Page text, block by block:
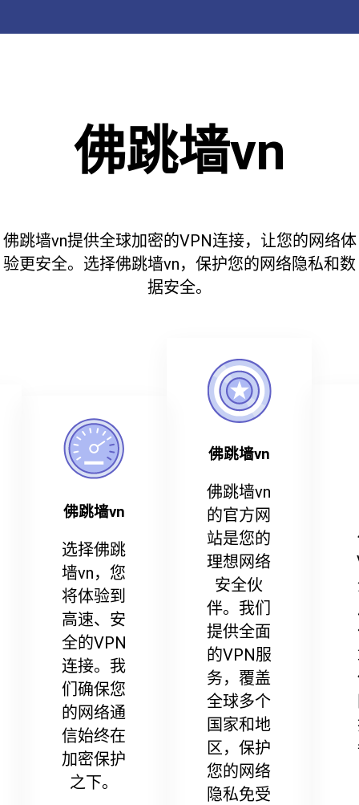
佛跳墙vn
佛跳墙vn提供全球加密的VPN连接，让您的网络体
验更安全。选择佛跳墙vn，保护您的网络隐私和数
据安全。
佛跳墙vn
选择佛跳
墙vn，您
将体验到
高速、安
全的VPN
连接。我
们确保您
的网络通
信始终在
加密保护
之下。
佛跳墙vn
佛跳墙vn
的官方网
站是您的
理想网络
安全伙
伴。我们
提供全面
的VPN服
务，覆盖
全球多个
国家和地
区，保护
您的网络
隐私免受